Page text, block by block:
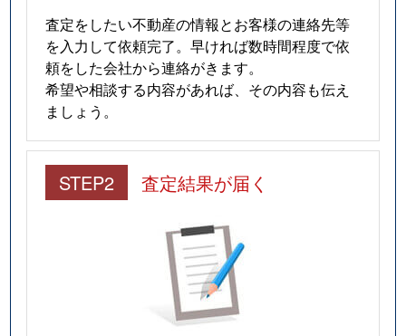
査定をしたい不動産の情報とお客様の連絡先等
を入力して依頼完了。早ければ数時間程度で依
頼をした会社から連絡がきます。
希望や相談する内容があれば、その内容も伝え
ましょう。
STEP2 査定結果が届く